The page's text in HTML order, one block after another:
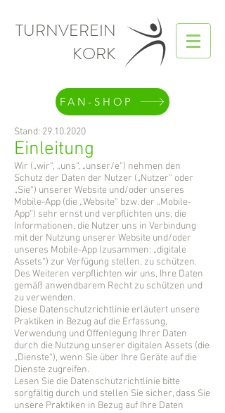
TURNVEREIN
KORK
FAN-SHOP
Stand: 29.10.2020
Einleitung
Wir („wir“, „uns“, „unser/e“) nehmen den
Schutz der Daten der Nutzer („Nutzer“ oder
„Sie“) unserer Website und/oder unseres
Mobile-App (die „Website“ bzw. der „Mobile-
App“) sehr ernst und verpflichten uns, die
Informationen, die Nutzer uns in Verbindung
mit der Nutzung unserer Website und/oder
unseres Mobile-App (zusammen: „digitale
Assets“) zur Verfügung stellen, zu schützen.
Des Weiteren verpflichten wir uns, Ihre Daten
gemäß anwendbarem Recht zu schützen und
zu verwenden.
Diese Datenschutzrichtlinie erläutert unsere
Praktiken in Bezug auf die Erfassung,
Verwendung und Offenlegung Ihrer Daten
durch die Nutzung unserer digitalen Assets (die
„Dienste“), wenn Sie über Ihre Geräte auf die
Dienste zugreifen.
Lesen Sie die Datenschutzrichtlinie bitte
sorgfältig durch und stellen Sie sicher, dass Sie
unsere Praktiken in Bezug auf Ihre Daten